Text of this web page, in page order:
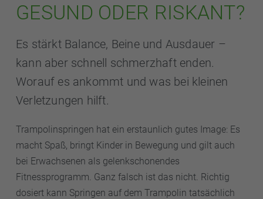
GESUND ODER RISKANT?
Es stärkt Balance, Beine und Ausdauer –
kann aber schnell schmerzhaft enden.
Worauf es ankommt und was bei kleinen
Verletzungen hilft.
Trampolinspringen hat ein erstaunlich gutes Image: Es
macht Spaß, bringt Kinder in Bewegung und gilt auch
bei Erwachsenen als gelenkschonendes
Fitnessprogramm. Ganz falsch ist das nicht. Richtig
dosiert kann Springen auf dem Trampolin tatsächlich